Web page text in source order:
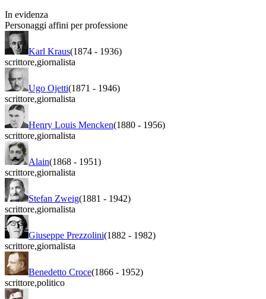
In evidenza
Personaggi affini per professione
Karl Kraus(1874 - 1936)
scrittore,giornalista
Ugo Ojetti(1871 - 1946)
scrittore,giornalista
Henry Louis Mencken(1880 - 1956)
scrittore,giornalista
Alain(1868 - 1951)
scrittore,giornalista
Stefan Zweig(1881 - 1942)
scrittore,giornalista
Giuseppe Prezzolini(1882 - 1982)
scrittore,giornalista
Benedetto Croce(1866 - 1952)
scrittore,politico